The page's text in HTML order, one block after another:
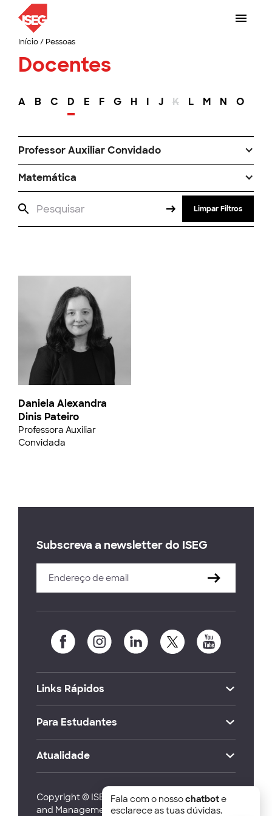
Início/ Pessoas
Docentes
A B C D E F G H I J K L M N O
Professor Auxiliar Convidado
Matemática
Limpar Filtros
Daniela Alexandra
Dinis Pateiro
Professora Auxiliar
Convidada
Subscreva a newsletter do ISEG
Links Rápidos
Para Estudantes
Atualidade
Copyright © ISEG Lisbon School of Economics
and Management 2026
Fala com o nossochatbote
esclarece as tuas dúvidas.